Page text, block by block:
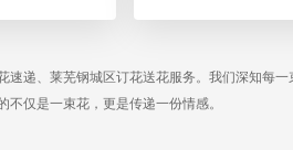
速递、莱芜钢城区订花送花服务。我们深知每
仅是一束花，更是传递一份情感。